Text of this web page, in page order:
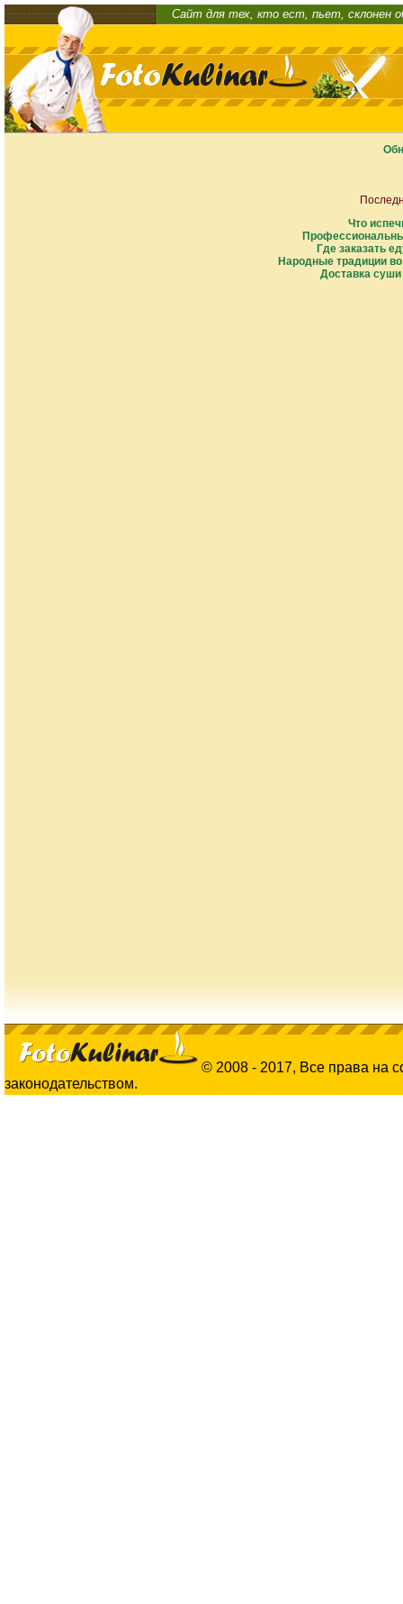
Сайт для тех, кто ест, пьет, склонен
Что
Где заказать
Народные традиции
Доставка
© 2008 - 2017, Все права на
законодательством.